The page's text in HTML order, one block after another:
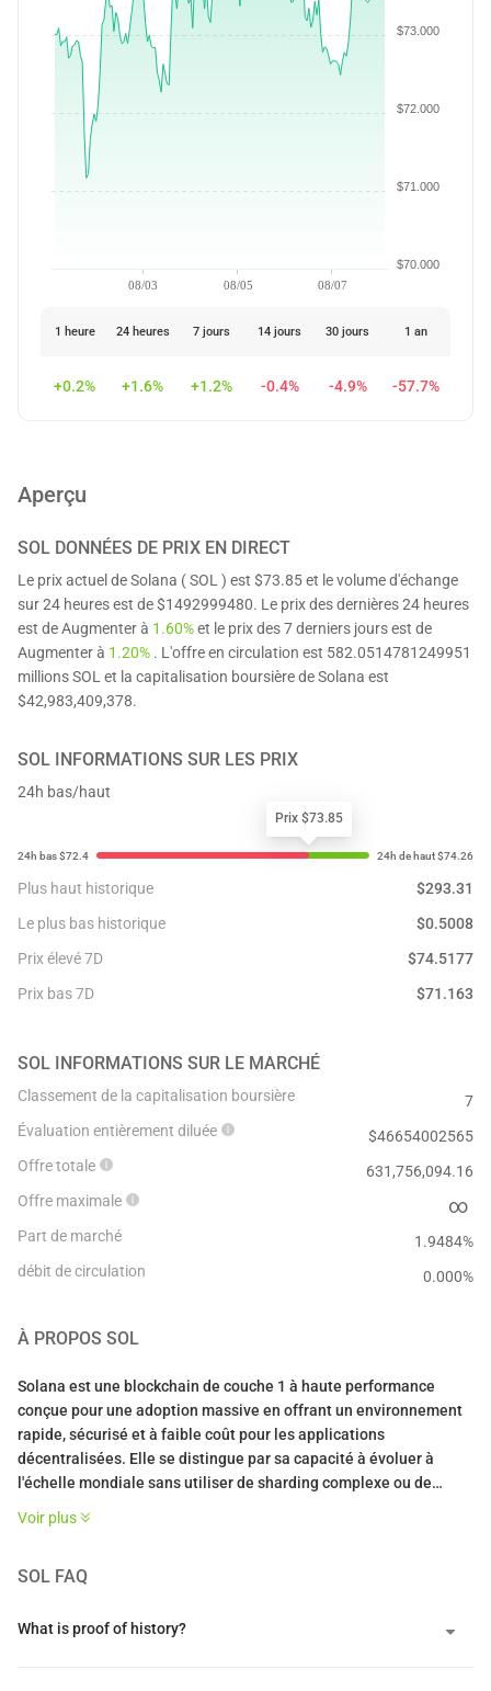
08/03 08/05 08/07
$70.000
$71.000
$72.000
$73.000
1 heure 24 heures 7 jours 14 jours 30 jours 1 an
+0.2% +1.6% +1.2% -0.4% -4.9% -57.7%
Aperçu
SOL DONNÉES DE PRIX EN DIRECT
Le prix actuel de Solana ( SOL ) est $73.85 et le volume d'échange
sur 24 heures est de $1492999480. Le prix des dernières 24 heures
est de Augmenter à 1.60%et le prix des 7 derniers jours est de
Augmenter à 1.20% . L'offre en circulation est 582.0514781249951
millions SOL et la capitalisation boursière de Solana est
$42,983,409,378.
SOL INFORMATIONS SUR LES PRIX
24h bas/haut
Prix $73.85
Plus haut historique $293.31
Le plus bas historique
$0.5008
Prix élevé 7D
$74.5177
Prix bas 7D
$71.163
SOL INFORMATIONS SUR LE MARCHÉ
Classement de la capitalisation boursière
7
Évaluation entièrement diluée
$46654002565
Offre totale
631,756,094.16
Offre maximale
∞
Part de marché
1.9484%
débit de circulation
0.000%
À PROPOS SOL
Solana est une blockchain de couche 1 à haute performance
conçue pour une adoption massive en offrant un environnement
rapide, sécurisé et à faible coût pour les applications
décentralisées. Elle se distingue par sa capacité à évoluer à
l'échelle mondiale sans utiliser de sharding complexe ou de
éviter la fragmentation de la liquidité. Cette architecture lui
une finalité en moins d'une seconde, souvent à un coût inférieur à
Voir plus
SOL FAQ
What is proof of history?